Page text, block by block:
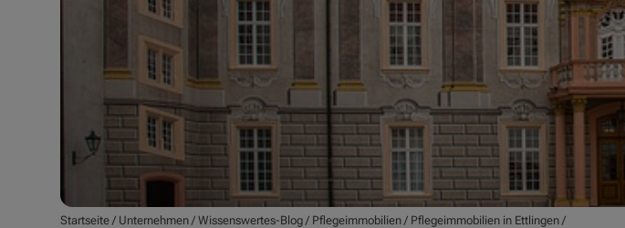
Startseite / Unternehmen /Wissenswertes-Blog / Pflegeimmobilien / Pflegeimmobilien in Ettlingen /